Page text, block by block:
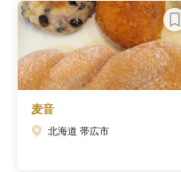
麦音
北海道 帯広市